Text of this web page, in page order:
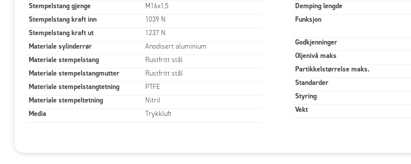
Stempelstang gjenge M16x1,5
Stempelstang kraft inn 1039 N
Stempelstang kraft ut 1237 N
Materiale sylinderrør Anodisert aluminium
Materiale stempelstang Rustfritt stål
Materiale stempelstangmutter Rustfritt stål
Materiale stempelstangtetning PTFE
Materiale stempeltetning Nitril
Media Trykkluft
Demping lengde
Funksjon
Godkjenninger
Oljenivå maks
Partikkelstørrelse maks.
Standarder
Styring
Vekt